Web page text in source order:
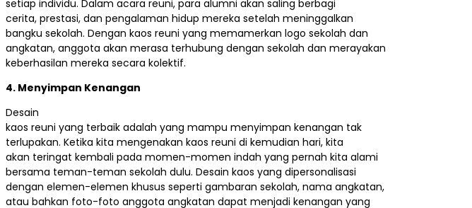
setiap individu. Dalam acara reuni, para alumni akan saling berbagi
cerita, prestasi, dan pengalaman hidup mereka setelah meninggalkan
bangku sekolah. Dengan kaos reuni yang memamerkan logo sekolah dan
angkatan, anggota akan merasa terhubung dengan sekolah dan merayakan
keberhasilan mereka secara kolektif.
4. Menyimpan Kenangan
Desain
kaos reuni yang terbaik adalah yang mampu menyimpan kenangan tak
terlupakan. Ketika kita mengenakan kaos reuni di kemudian hari, kita
akan teringat kembali pada momen-momen indah yang pernah kita alami
bersama teman-teman sekolah dulu. Desain kaos yang dipersonalisasi
dengan elemen-elemen khusus seperti gambaran sekolah, nama angkatan,
atau bahkan foto-foto anggota angkatan dapat menjadi kenangan yang